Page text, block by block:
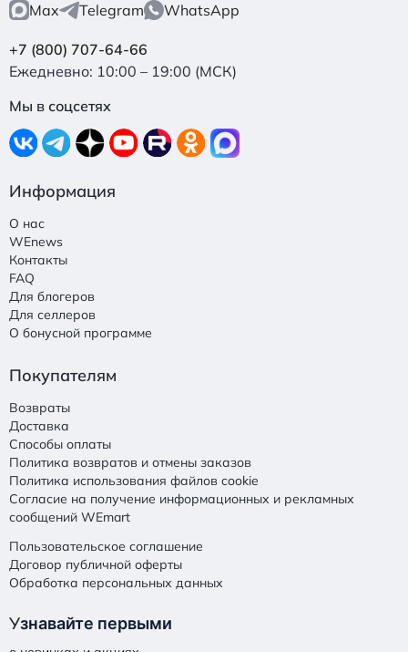
Max Telegram WhatsApp
+7 (800) 707-64-66
Ежедневно: 10:00 – 19:00 (МСК)
Мы в соцсетях
Информация
О нас
WEnews
Контакты
FAQ
Для блогеров
Для селлеров
О бонусной программе
Покупателям
Возвраты
Доставка
Способы оплаты
Политика возвратов и отмены заказов
Политика использования файлов cookie
Согласие на получение информационных и рекламных
сообщений WEmart
Пользовательское соглашение
Договор публичной оферты
Обработка персональных данных
Узнавайте первыми